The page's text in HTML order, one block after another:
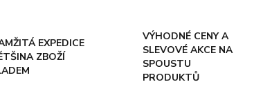
EXPEDICE
ZBOŽÍ
VÝHODNÉ CENY A
SLEVOVÉ AKCE NA
SPOUSTU
PRODUKTŮ